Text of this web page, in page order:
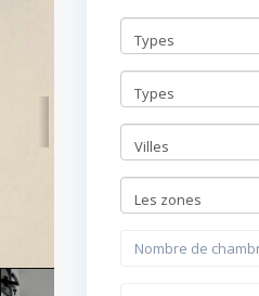
Types
Types
Villes
Les zones